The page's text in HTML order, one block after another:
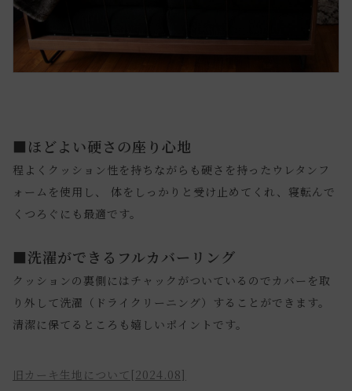
■ほどよい硬さの座り心地
程よくクッション性を持ちながらも硬さを持ったウレタンフ
ォームを使用し、 体をしっかりと受け止めてくれ、寝転んで
くつろぐにも最適です。
■洗濯ができるフルカバーリング
クッションの裏側にはチャックがついているのでカバーを取
り外して洗濯（ドライクリーニング）することができます。
清潔に保てるところも嬉しいポイントです。
旧カーキ生地について[2024.08]